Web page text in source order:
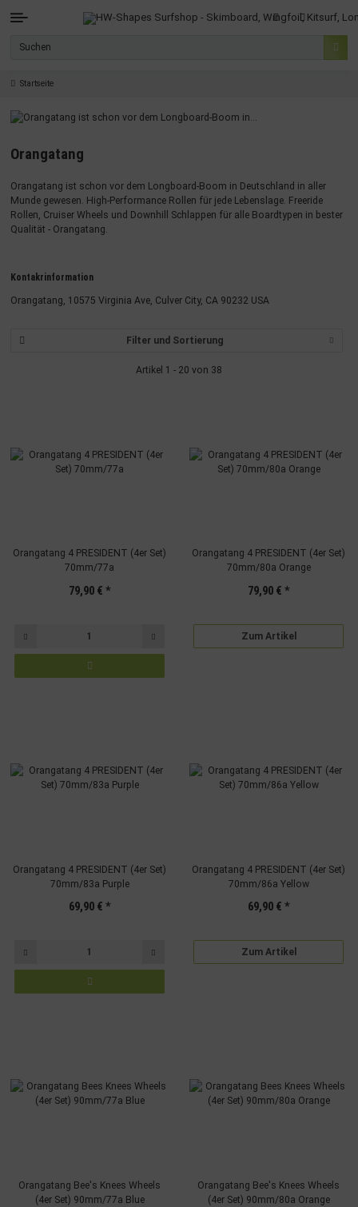
Startseite
Orangatang
Orangatang ist schon vor dem Longboard-Boom in Deutschland in aller
Munde gewesen. High-Performance Rollen für jede Lebenslage. Freeride
Rollen, Cruiser Wheels und Downhill Schlappen für alle Boardtypen in bester
Qualität - Orangatang.
Kontakrinformation
Orangatang, 10575 Virginia Ave, Culver City, CA 90232 USA
Filter und Sortierung
Artikel 1 - 20 von 38
Orangatang 4 PRESIDENT (4er Set)
70mm/77a
79,90 € *
Orangatang 4 PRESIDENT (4er Set)
70mm/80a Orange
79,90 € *
Zum Artikel
Orangatang 4 PRESIDENT (4er Set)
70mm/83a Purple
69,90 € *
Orangatang 4 PRESIDENT (4er Set)
70mm/86a Yellow
69,90 € *
Zum Artikel
Orangatang Bee's Knees Wheels
(4er Set) 90mm/77a Blue
Orangatang Bee's Knees Wheels
(4er Set) 90mm/80a Orange